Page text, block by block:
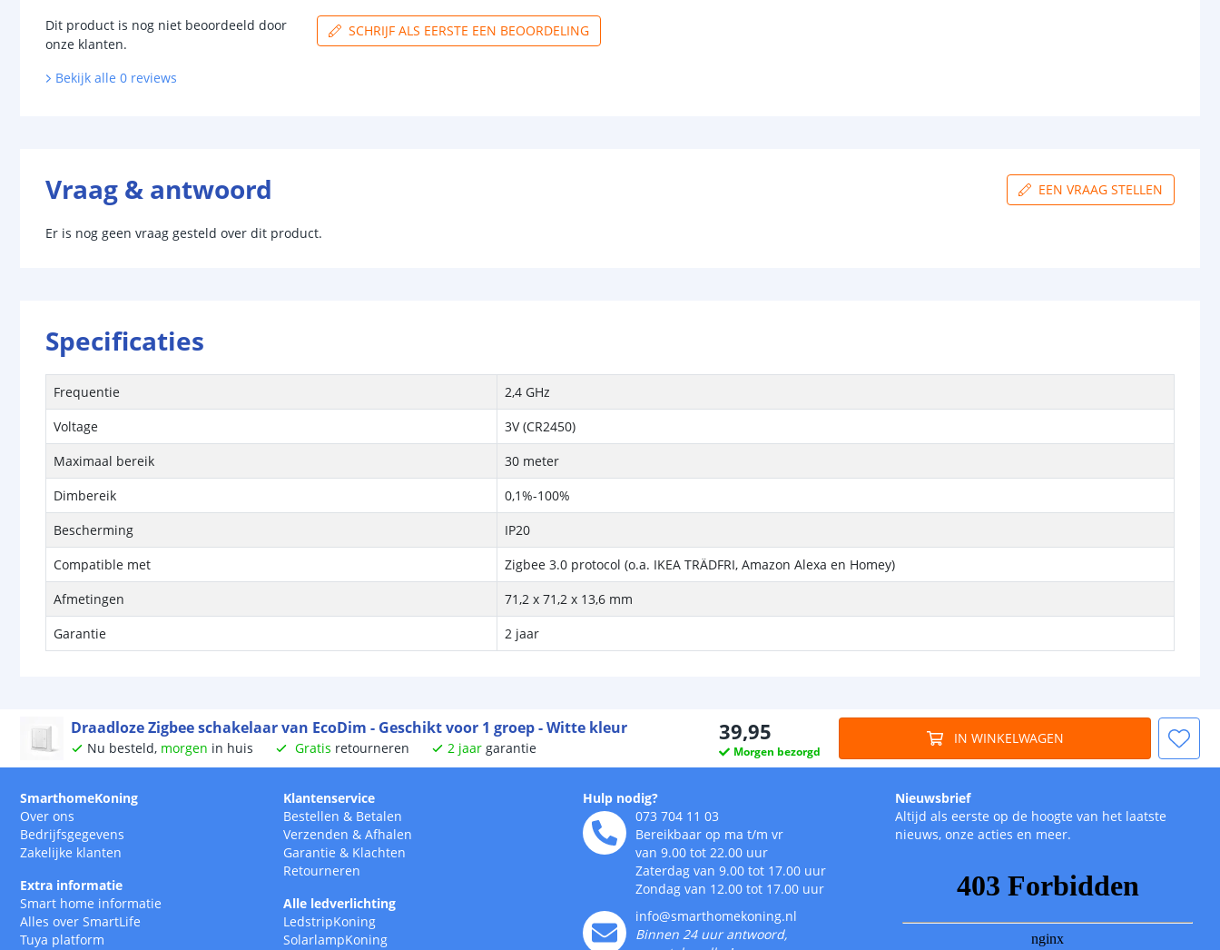
Dit product is nog niet beoordeeld door
onze klanten.
SCHRIJF ALS EERSTE EEN BEOORDELING
Bekijk alle 0 reviews
Vraag & antwoord EEN VRAAG STELLEN
Er is nog geen vraag gesteld over dit product.
Specificaties
Frequentie
2,4 GHz
Voltage
3V (CR2450)
Maximaal bereik
30 meter
Dimbereik
0,1%-100%
Bescherming
IP20
Compatible met
Zigbee 3.0 protocol (o.a. IKEA TRÄDFRI, Amazon Alexa en Homey)
Afmetingen
71,2 x 71,2 x 13,6 mm
Garantie
2 jaar
Draadloze Zigbee schakelaar van EcoDim - Geschikt voor 1 groep - Witte kleur
Nu besteld, morgen in huis Gratis retourneren 2 jaar garantie
39,95
Morgen bezorgd
IN WINKELWAGEN
SmarthomeKoning
Over ons
Bedrijfsgegevens
Zakelijke klanten
Extra informatie
Smart home informatie
Alles over SmartLife
Tuya platform
Klantenservice
Bestellen & Betalen
Verzenden & Afhalen
Garantie & Klachten
Retourneren
Alle ledverlichting
LedstripKoning
SolarlampKoning
Hulp nodig?
073 704 11 03
Bereikbaar op ma t/m vr
van 9.00 tot 22.00 uur
Zaterdag van 9.00 tot 17.00 uur
Zondag van 12.00 tot 17.00 uur
info@smarthomekoning.nl
Binnen 24 uur antwoord,
Nieuwsbrief
Altijd als eerste op de hoogte van het laatste
nieuws, onze acties en meer.